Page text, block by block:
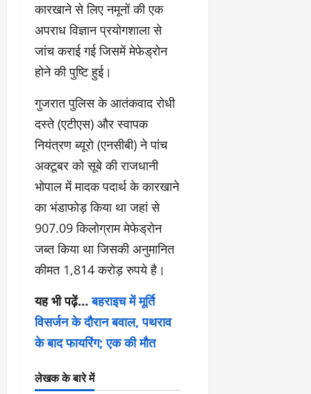
कारखाने से लिए नमूनों की एक
अपराध विज्ञान प्रयोगशाला से
जांच कराई गई जिसमें मेफेड्रोन
होने की पुष्टि हुई।
गुजरात पुलिस के आतंकवाद रोधी
दस्ते (एटीएस) और स्वापक
नियंत्रण ब्यूरो (एनसीबी) ने पांच
अक्टूबर को सूबे की राजधानी
भोपाल में मादक पदार्थ के कारखाने
का भंडाफोड़ किया था जहां से
907.09 किलोग्राम मेफेड्रोन
जब्त किया था जिसकी अनुमानित
कीमत 1,814 करोड़ रुपये है।
यह भी पढ़ें…बहराइच में मूर्ति
विसर्जन के दौरान बवाल, पथराव
के बाद फायरिंग; एक की मौत
लेखक के बारे में